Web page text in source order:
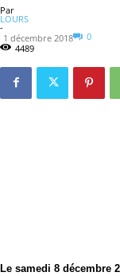
Par
LOURS
-
1 décembre 2018
0
4489
Le samedi 8 décembre